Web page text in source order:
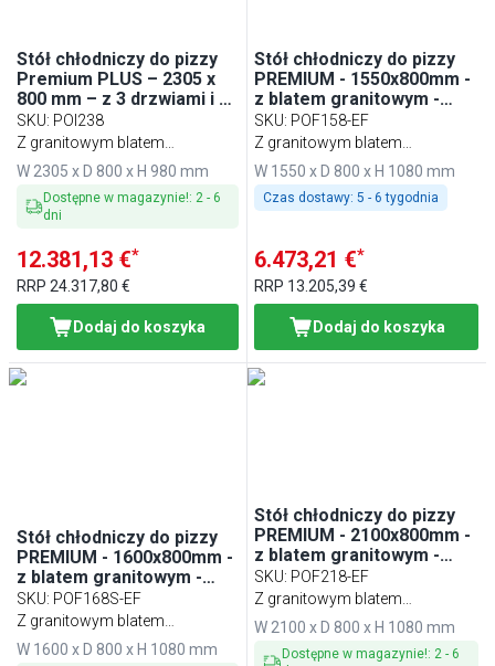
Stół chłodniczy do pizzy
Premium PLUS – 2305 x
800 mm – z 3 drzwiami i 1
szufladą
SKU: POI238
Z granitowym blatem
kuchennym
W 2305 x D 800 x H 980 mm
Dostępne w magazynie!: 2 - 6
dni
12.381,13 €*
RRP 24.317,80 €
Dodaj do koszyka
Stół chłodniczy do pizzy
PREMIUM - 1550x800mm -
z blatem granitowym -
2‑drzwiowy
SKU: POF158-EF
Z granitowym blatem
roboczym
W 1550 x D 800 x H 1080 mm
Czas dostawy: 5 - 6 tygodnia
6.473,21 €*
RRP 13.205,39 €
Dodaj do koszyka
Stół chłodniczy do pizzy
PREMIUM - 1600x800mm -
z blatem granitowym -
2‑drzwiowy, 3 szuflady
SKU: POF168S-EF
Z granitowym blatem
roboczym
W 1600 x D 800 x H 1080 mm
Stół chłodniczy do pizzy
PREMIUM - 2100x800mm -
z blatem granitowym -
3‑drzwiowy
SKU: POF218-EF
Z granitowym blatem
roboczym
W 2100 x D 800 x H 1080 mm
Dostępne w magazynie!: 2 - 6